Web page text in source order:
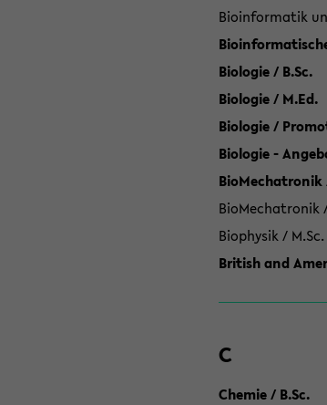
Bioinformatik
Biologie / B.Sc.
Biologie / M.Ed.
Biologie /
Biologie -
BioMechatronik
BioMechatronik
Biophysik /
British and
C
Chemie / B.Sc.